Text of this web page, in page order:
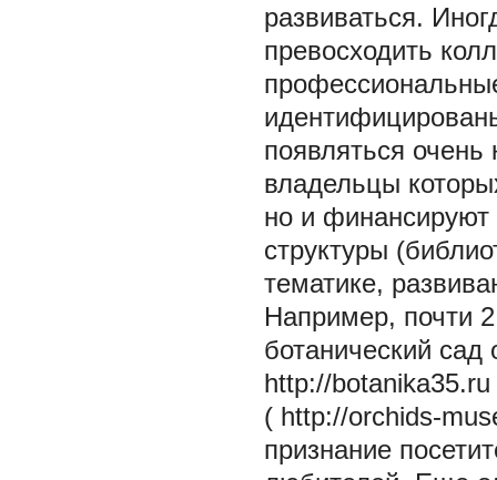
развиваться.
превосходить
появляться очень
владельцы
но и финансируют
структуры
тематике,
Например, почти
ботанический сад
http://botanika35.ru
( http://orchids-
признание